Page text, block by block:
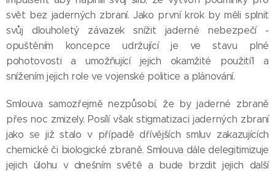
svět bez jaderných zbraní. Jako první krok by měli splnit
svůj dlouholetý závazek snížit jaderné nebezpečí -
opuštěním koncepce udržující je ve stavu plné
pohotovosti a umožňující jejich okamžité použití1 a
snížením jejich role ve vojenské politice a plánování.
Smlouva samozřejmě nezpůsobí, že by jaderné zbraně
přes noc zmizely. Posílí však stigmatizaci jaderných zbraní
jako se již stalo v případě dřívějších smluv zakazujících
chemické či biologické zbraně. Smlouva dále delegitimizuje
jejich úlohu v dnešním světě a bude brzdit jejich další